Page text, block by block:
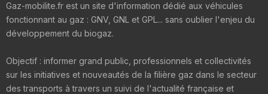
Gaz-mobilite.fr est un site d'information dédié aux véhicules
fonctionnant au gaz : GNV, GNL et GPL... sans oublier l'enjeu du
développement du biogaz.
Objectif : informer grand public, professionnels et collectivités
sur les initiatives et nouveautés de la filière gaz dans le secteur
des transports à travers un suivi de l'actualité française et